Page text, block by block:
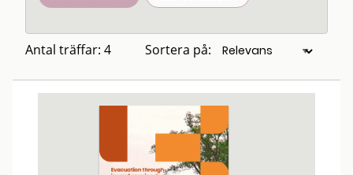
Antal träffar: 4 Sortera på: